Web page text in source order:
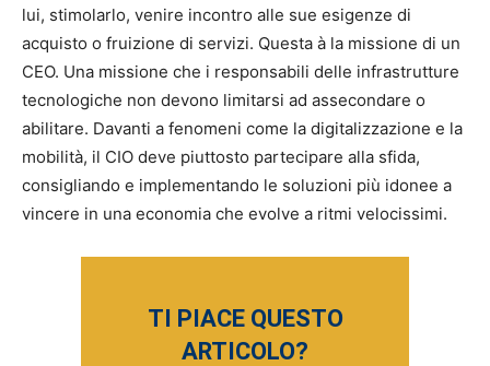
lui, stimolarlo, venire incontro alle sue esigenze di
acquisto o fruizione di servizi. Questa à la missione di un
CEO. Una missione che i responsabili delle infrastrutture
tecnologiche non devono limitarsi ad assecondare o
abilitare. Davanti a fenomeni come la digitalizzazione e la
mobilità, il CIO deve piuttosto partecipare alla sfida,
consigliando e implementando le soluzioni più idonee a
vincere in una economia che evolve a ritmi velocissimi.
TI PIACE QUESTO
ARTICOLO?